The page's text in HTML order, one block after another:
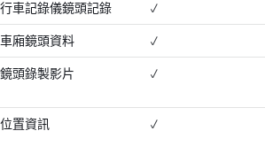
行車記錄儀鏡頭記錄 ✓
車廂鏡頭資料 ✓
鏡頭錄製影片 ✓
位置資訊 ✓